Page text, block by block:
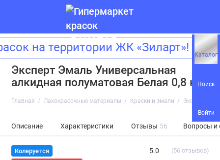
Каталог
Поиск
Войти
на территории ЖК «Зиларт»!
Эксперт Эмаль Универсальная
алкидная полуматовая Белая 0,8 кг
Главная Лакокрасочные материалы Краски и эмали Эксперт
Описание Характеристики Отзывы 56 Вопросы и
Колеруется
5.0 (56 отзывов)